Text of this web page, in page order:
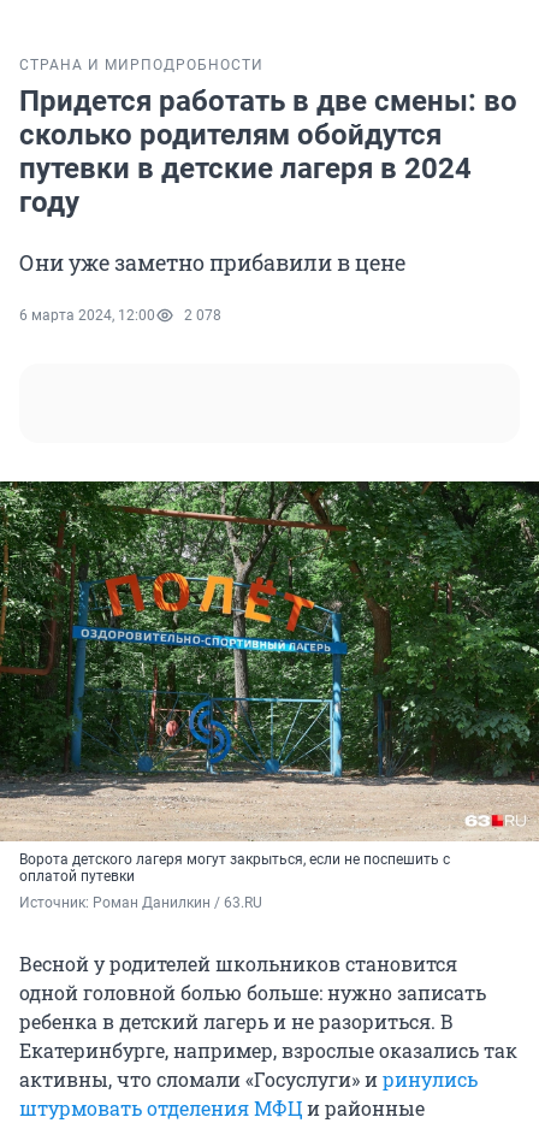
СТРАНА И МИР ПОДРОБНОСТИ
Придется работать в две смены: во
сколько родителям обойдутся
путевки в детские лагеря в 2024
году
Они уже заметно прибавили в цене
6 марта 2024, 12:00 2 078
Ворота детского лагеря могут закрыться, если не поспешить с
оплатой путевки
Источник: Роман Данилкин / 63.RU
Весной у родителей школьников становится
одной головной болью больше: нужно записать
ребенка в детский лагерь и не разориться. В
Екатеринбурге, например, взрослые оказались так
активны, что сломали «Госуслуги» иринулись
штурмовать отделения МФЦи районные